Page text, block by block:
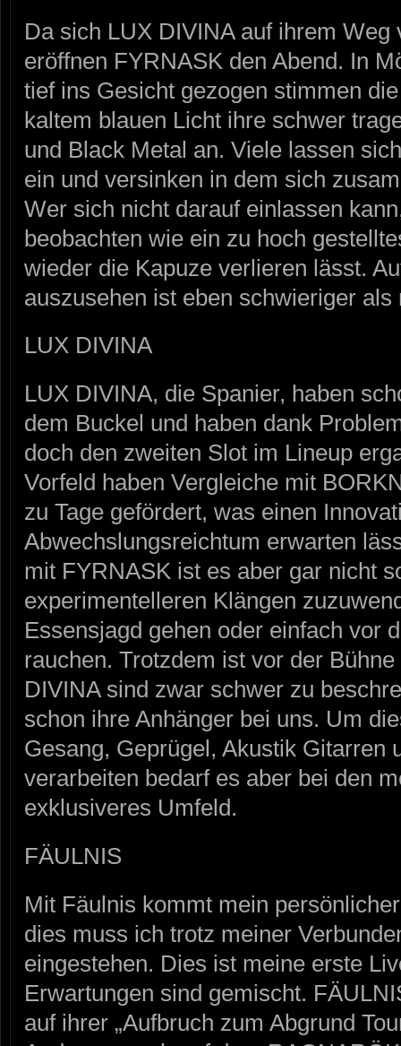
Da sich LUX DIVINA auf ihrem Weg
eröffnen FYRNASK den Abend. In
tief ins Gesicht gezogen stimmen
kaltem blauen Licht ihre schwer
und Black Metal an. Viele lassen
ein und versinken in dem sich
Wer sich nicht darauf einlassen
beobachten wie ein zu hoch
wieder die Kapuze verlieren lässt.
auszusehen ist eben schwieriger als
LUX DIVINA
LUX DIVINA, die Spanier, haben
dem Buckel und haben dank
doch den zweiten Slot im Lineup
Vorfeld haben Vergleiche mit
zu Tage gefördert, was einen
Abwechslungsreichtum erwarten
mit FYRNASK ist es aber gar nicht
experimentelleren Klängen
Essensjagd gehen oder einfach vor
rauchen. Trotzdem ist vor der
DIVINA sind zwar schwer zu
schon ihre Anhänger bei uns. Um
Gesang, Geprügel, Akustik Gitarren
verarbeiten bedarf es aber bei den
exklusiveres Umfeld.
FÄULNIS
Mit Fäulnis kommt mein
dies muss ich trotz meiner
eingestehen. Dies ist meine erste
Erwartungen sind gemischt.
auf ihrer „Aufbruch zum Abgrund